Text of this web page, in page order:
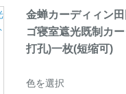
金蝉カーディィン
ゴ寝室遮光既制カ
打孔)一枚(短缩可)
色を選択